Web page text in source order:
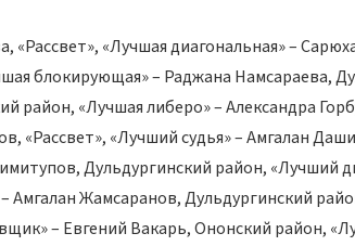
«Лучшая диагональная» –
блокирующая» – Раджана Намсараева,
район, «Лучшая либеро» – Александра
«Рассвет», «Лучший судья» – Амгалан
Дульдургинский район, «Лучший
Амгалан Жамсаранов, Дульдургинский
– Евгений Вакарь, Ононский район,